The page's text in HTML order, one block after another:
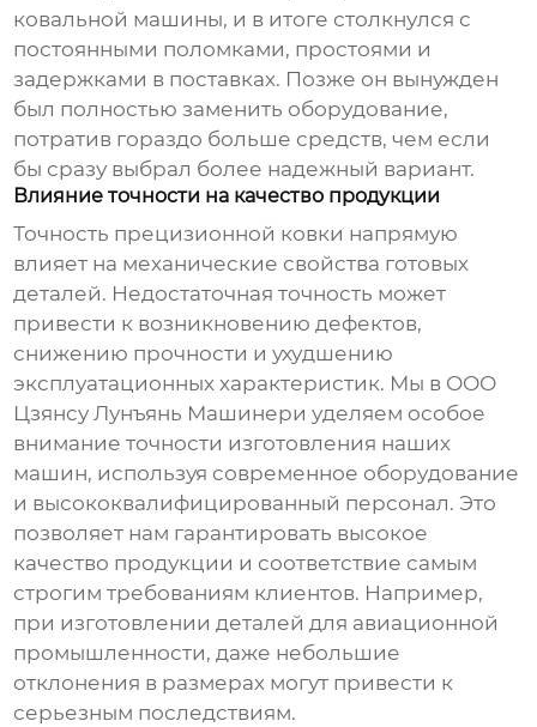
ковальной машины, и в итоге столкнулся с
постоянными поломками, простоями и
задержками в поставках. Позже он вынужден
был полностью заменить оборудование,
потратив гораздо больше средств, чем если
бы сразу выбрал более надежный вариант.
Влияние точности на качество продукции
Точность прецизионной ковки напрямую
влияет на механические свойства готовых
деталей. Недостаточная точность может
привести к возникновению дефектов,
снижению прочности и ухудшению
эксплуатационных характеристик. Мы в ООО
Цзянсу Лунъянь Машинери уделяем особое
внимание точности изготовления наших
машин, используя современное оборудование
и высококвалифицированный персонал. Это
позволяет нам гарантировать высокое
качество продукции и соответствие самым
строгим требованиям клиентов. Например,
при изготовлении деталей для авиационной
промышленности, даже небольшие
отклонения в размерах могут привести к
серьезным последствиям.